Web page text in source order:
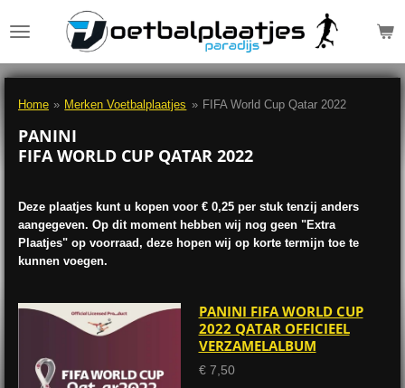
direct
de
Home » Merken Voetbalplaatjes » FIFA World Cup Qatar 2022
PANINI
FIFA WORLD CUP QATAR 2022
Deze plaatjes kunt u kopen voor € 0,25 per stuk tenzij anders
aangegeven. Op dit moment hebben wij nog geen "Extra
Plaatjes" op voorraad, deze hopen wij op korte termijn toe te
kunnen voegen.
PANINI FIFA WORLD CUP
2022 QATAR OFFICIEEL
VERZAMELALBUM
€ 7,50